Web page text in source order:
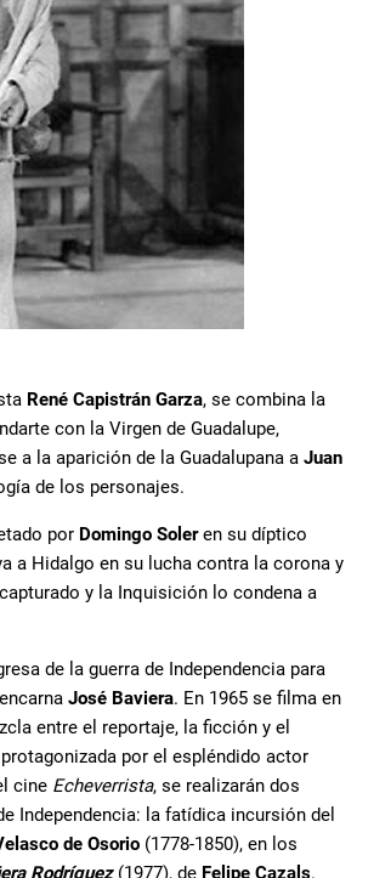
René Capistrán Garza, se combina la
con la Virgen de Guadalupe,
a la aparición de la Guadalupana a Juan
de los personajes.
por Domingo Soleren su díptico
a Hidalgo en su lucha contra la corona y
y la Inquisición lo condena a
de la guerra de Independencia para
José Baviera. En 1965 se filma en
entre el reportaje, la ficción y el
por el espléndido actor
cine Echeverrista, se realizarán dos
Independencia: la fatídica incursión del
de Osorio (1778-1850), en los
Rodríguez(1977), de Felipe Cazals.